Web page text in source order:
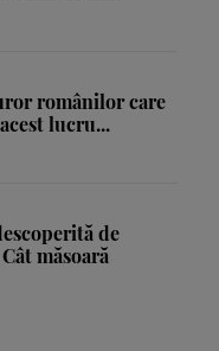
românilor care
lucru...
de
măsoară